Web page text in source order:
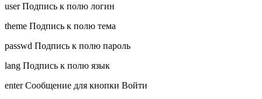
user Подпись к полю логин
theme Подпись к полю тема
passwd Подпись к полю пароль
lang Подпись к полю язык
enter Сообщение для кнопки Войти